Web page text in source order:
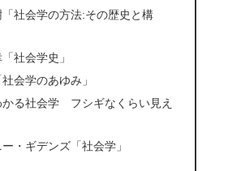
社会学の方法:その歴史と構
社会学史」
会学のあゆみ」
かる社会学 フシギなくらい見え
・ギデンズ「社会学」